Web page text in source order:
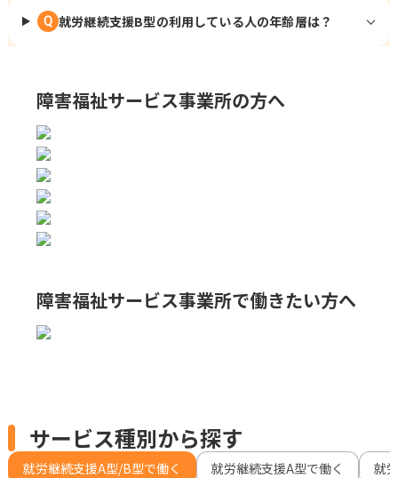
Q 就労継続支援B型の利用している人の年齢層は？
障害福祉サービス事業所の方へ
障害福祉サービス事業所で働きたい方へ
サービス種別から探す
就労継続支援A型/B型で働く 就労継続支援A型で働く 就